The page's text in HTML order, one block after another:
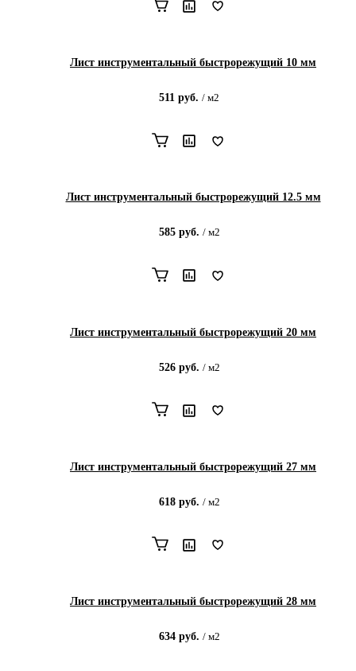
Лист инструментальный быстрорежущий 10 мм
511 руб. / м2
Лист инструментальный быстрорежущий 12.5 мм
585руб. / м2
Лист инструментальный быстрорежущий 20 мм
526руб. / м2
Лист инструментальный быстрорежущий 27 мм
618руб. / м2
Лист инструментальный быстрорежущий 28 мм
634руб. / м2